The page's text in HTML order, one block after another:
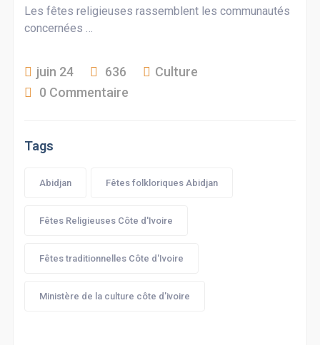
Les fêtes religieuses rassemblent les communautés
concernées …
juin 24 636
Culture
0 Commentaire
Tags
Abidjan Fêtes folkloriques Abidjan
Fêtes Religieuses Côte d'Ivoire
Fêtes traditionnelles Côte d'Ivoire
Ministère de la culture côte d'ivoire